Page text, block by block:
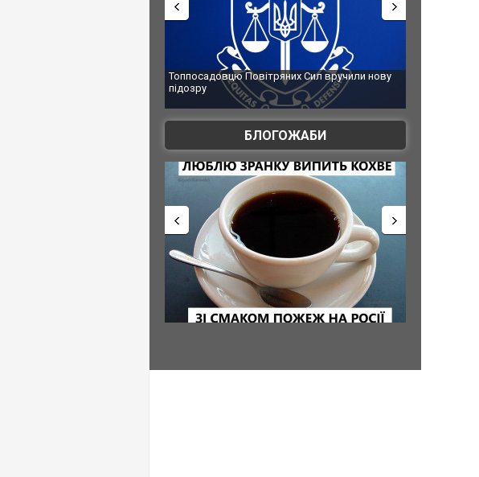
Топпосадовцю Повітряних Сил вручили нову
підозру
Сили оборони
БЛОГОЖАБИ